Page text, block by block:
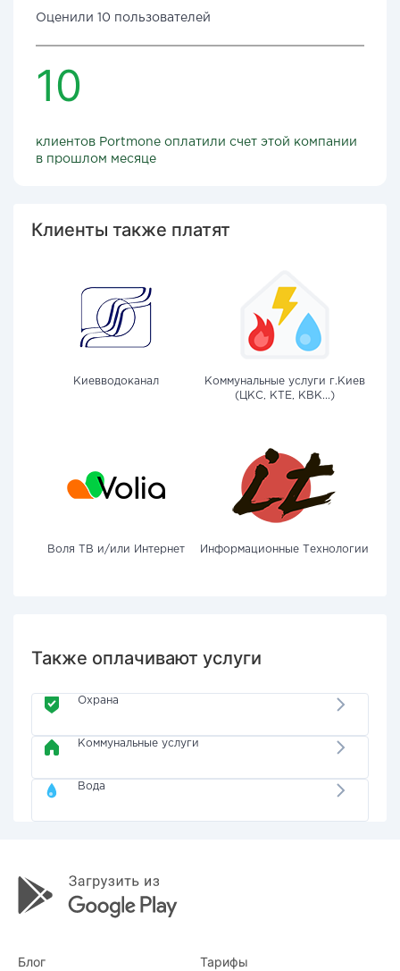
Оценили 10 пользователей
10
клиентов Portmone оплатили счет этой компании
в прошлом месяце
Клиенты также платят
Киевводоканал
Коммунальные услуги г.Киев
(ЦКС, КТЕ, КВК...)
Воля ТВ и/или Интернет Информационные Технологии
Также оплачивают услуги
Охрана
Коммунальные услуги
Вода
Блог Тарифы